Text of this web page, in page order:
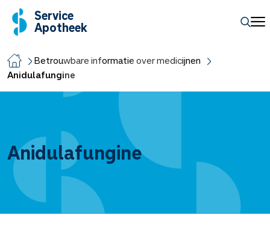
Service
Apotheek
Betrouwbare informatie over medicijnen
Anidulafungine
Anidulafungine